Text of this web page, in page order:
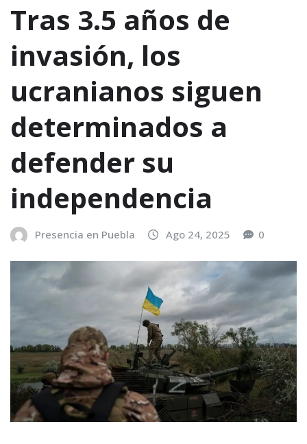
Tras 3.5 años de
invasión, los
ucranianos siguen
determinados a
defender su
independencia
Presencia en Puebla Ago 24, 2025 0